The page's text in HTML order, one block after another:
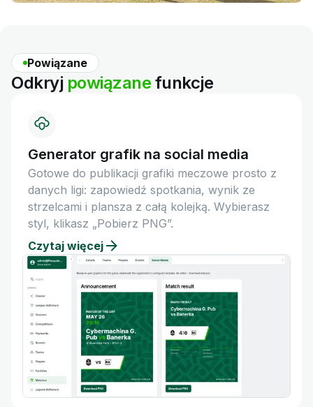
Powiązane
Odkryj powiązane funkcje
Generator grafik na social media
Gotowe do publikacji grafiki meczowe prosto z
danych ligi: zapowiedź spotkania, wynik ze
strzelcami i plansza z całą kolejką. Wybierasz
styl, klikasz „Pobierz PNG”.
Czytaj więcej